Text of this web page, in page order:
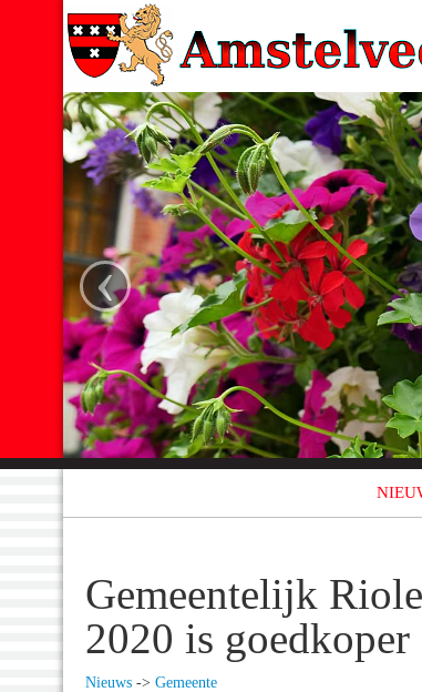
‹
Gemeentelijk
2020 is goedkoper
Nieuws -> Gemeente